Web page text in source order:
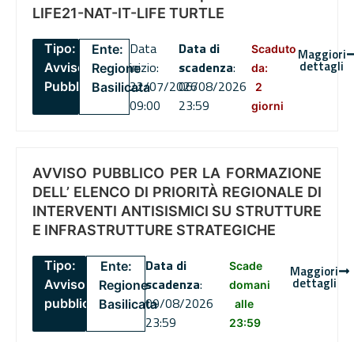
LIFE21-NAT-IT-LIFE TURTLE
Tipo:
Avviso
Pubblico
Ente:
Regione
Basilicata
Data
inizio:
22/07/2026
09:00
Data di
scadenza:
06/08/2026
23:59
Scaduto
da:
2
giorni
Maggiori
dettagli
AVVISO PUBBLICO PER LA FORMAZIONE
DELL’ ELENCO DI PRIORITÀ REGIONALE DI
INTERVENTI ANTISISMICI SU STRUTTURE
E INFRASTRUTTURE STRATEGICHE
Tipo:
Avviso
pubblico
Ente:
Regione
Basilicata
Data di
scadenza:
09/08/2026
23:59
Scade
domani
alle
23:59
Maggiori
dettagli